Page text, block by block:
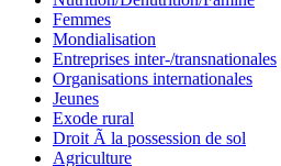
Femmes
Mondialisation
Entreprises inter-/transnationales
Organisations internationales
Jeunes
Exode rural
Droit Ã la possession de sol
Agriculture